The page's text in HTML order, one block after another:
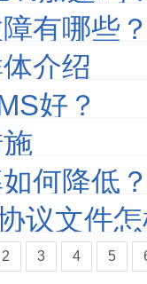
有哪些
介绍
好？
何降低
议文件
2 3 4 5